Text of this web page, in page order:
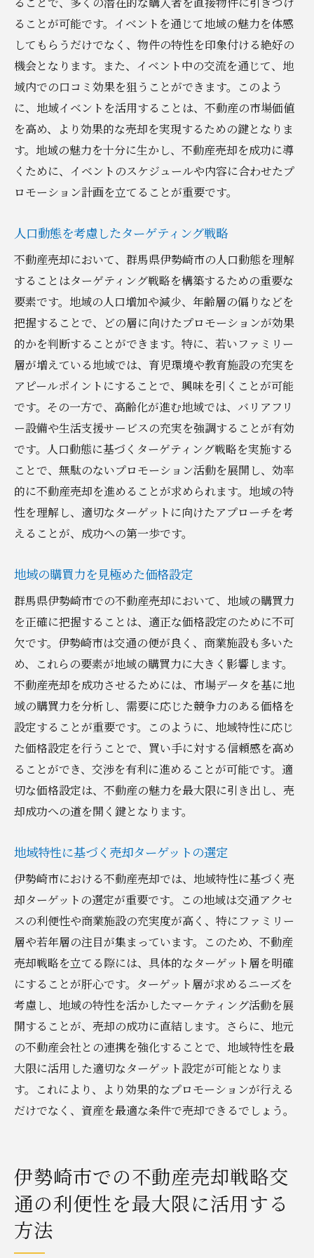
地域の自然資源を活かした健康的な暮らし
の提案
教育機関のアクセス情報で家族の安心感を
地元不動産会社と連携する伊勢崎市での売却戦
略の重要性
地元不動産会社との協力関係の構築
地域に精通した専門家の活用
成功事例をもとにした売却戦略の立案
ョン
契約手続きのスムーズな進行をサポート
地元企業とのパートナーシップのメリット
市場動向を深く探る伊勢崎市での不動産売却成
功へのアプローチ
最新の市場動向を把握するための情報収集
価格変動を見極めた売却タイミングの見定
め
市場分析に基づく価格戦略の最適化
競合物件の特性と差別化ポイントの理解
需要と供給のバランスを考慮した売却計画
市場動向を活用した長期的な利益確保
伊勢崎市の地域特性を理解した不動産売却で競
争に勝つ方法
地域特性を活用した競争優位性の確保
地域の魅力を最大限に引き出すプレゼンテ
ーション
差別化戦略で市場内での目立つポジション
を確保
地域の声をフィードバックした売却活動
長期的視点を持った売却計画の策定
ることが可能です。イベントを通じて地域の魅力を体感
してもらうだけでなく、物件の特性を印象付ける絶好の
機会となります。また、イベント中の交流を通じて、地
域内での口コミ効果を狙うことができます。このよう
に、地域イベントを活用することは、不動産の市場価値
を高め、より効果的な売却を実現するための鍵となりま
す。地域の魅力を十分に生かし、不動産売却を成功に導
くために、イベントのスケジュールや内容に合わせたプ
ロモーション計画を立てることが重要です。
人口動態を考慮したターゲティング戦略
不動産売却において、群馬県伊勢崎市の人口動態を理解
することはターゲティング戦略を構築するための重要な
要素です。地域の人口増加や減少、年齢層の偏りなどを
把握することで、どの層に向けたプロモーションが効果
的かを判断することができます。特に、若いファミリー
層が増えている地域では、育児環境や教育施設の充実を
アピールポイントにすることで、興味を引くことが可能
です。その一方で、高齢化が進む地域では、バリアフリ
ー設備や生活支援サービスの充実を強調することが有効
です。人口動態に基づくターゲティング戦略を実施する
ことで、無駄のないプロモーション活動を展開し、効率
的に不動産売却を進めることが求められます。地域の特
性を理解し、適切なターゲットに向けたアプローチを考
えることが、成功への第一歩です。
地域の購買力を見極めた価格設定
群馬県伊勢崎市での不動産売却において、地域の購買力
を正確に把握することは、適正な価格設定のために不可
欠です。伊勢崎市は交通の便が良く、商業施設も多いた
め、これらの要素が地域の購買力に大きく影響します。
不動産売却を成功させるためには、市場データを基に地
域の購買力を分析し、需要に応じた競争力のある価格を
設定することが重要です。このように、地域特性に応じ
た価格設定を行うことで、買い手に対する信頼感を高め
ることができ、交渉を有利に進めることが可能です。適
切な価格設定は、不動産の魅力を最大限に引き出し、売
却成功への道を開く鍵となります。
地域特性に基づく売却ターゲットの選定
伊勢崎市における不動産売却では、地域特性に基づく売
却ターゲットの選定が重要です。この地域は交通アクセ
スの利便性や商業施設の充実度が高く、特にファミリー
層や若年層の注目が集まっています。このため、不動産
売却戦略を立てる際には、具体的なターゲット層を明確
にすることが肝心です。ターゲット層が求めるニーズを
考慮し、地域の特性を活かしたマーケティング活動を展
開することが、売却の成功に直結します。さらに、地元
の不動産会社との連携を強化することで、地域特性を最
大限に活用した適切なターゲット設定が可能となりま
す。これにより、より効果的なプロモーションが行える
だけでなく、資産を最適な条件で売却できるでしょう。
伊勢崎市での不動産売却戦略交
通の利便性を最大限に活用する
方法